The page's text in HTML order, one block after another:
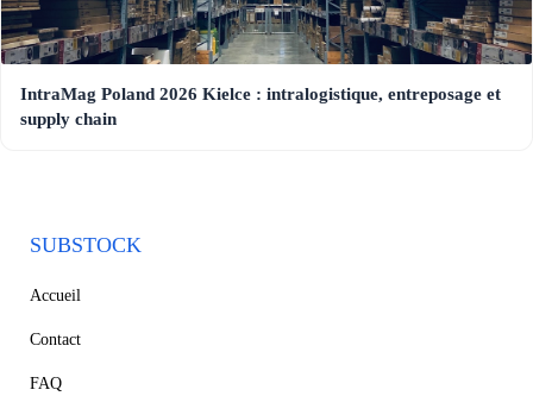
IntraMag Poland 2026 Kielce : intralogistique, entreposage et
supply chain
SUBSTOCK
Accueil
Contact
FAQ